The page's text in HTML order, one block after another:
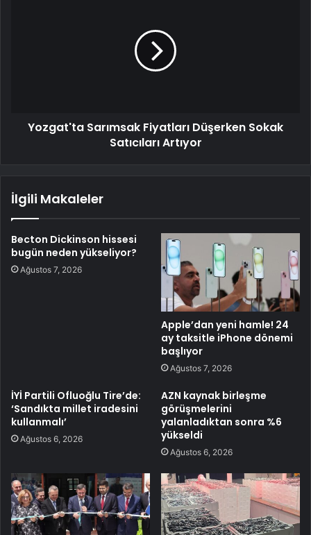
Yozgat'ta Sarımsak Fiyatları Düşerken Sokak
Satıcıları Artıyor
İlgili Makaleler
Becton Dickinson hissesi
bugün neden yükseliyor?
Ağustos 7, 2026
Apple’dan yeni hamle! 24
ay taksitle iPhone dönemi
başlıyor
Ağustos 7, 2026
İYİ Partili Ofluoğlu Tire’de:
‘Sandıkta millet iradesini
kullanmalı’
Ağustos 6, 2026
AZN kaynak birleşme
görüşmelerini
yalanladıktan sonra %6
yükseldi
Ağustos 6, 2026